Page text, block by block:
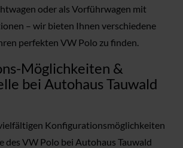
oder als Vorführwagen mit
– wir bieten Ihnen verschiedene
perfekten VW Polo zu finden.
Möglichkeiten &
bei Autohaus Tauwald
Konfigurationsmöglichkeiten
des VW Polo bei Autohaus Tauwald